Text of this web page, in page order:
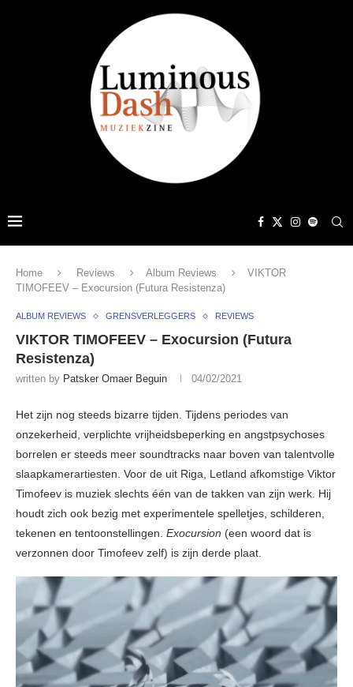
Home Reviews Album Reviews
VIKTOR
TIMOFEEV – Exocursion (Futura Resistenza)
ALBUM REVIEWS GRENSVERLEGGERS REVIEWS
VIKTOR TIMOFEEV – Exocursion (Futura
Resistenza)
written by Patsker Omaer Beguin 04/02/2021
Het zijn nog steeds bizarre tijden. Tijdens periodes van
onzekerheid, verplichte vrijheidsbeperking en angstpsychoses
borrelen er steeds meer soundtracks naar boven van talentvolle
slaapkamerartiesten. Voor de uit Riga, Letland afkomstige Viktor
Timofeev is muziek slechts één van de takken van zijn werk. Hij
houdt zich ook bezig met experimentele spelletjes, schilderen,
tekenen en tentoonstellingen. Exocursion (een woord dat is
verzonnen door Timofeev zelf) is zijn derde plaat.